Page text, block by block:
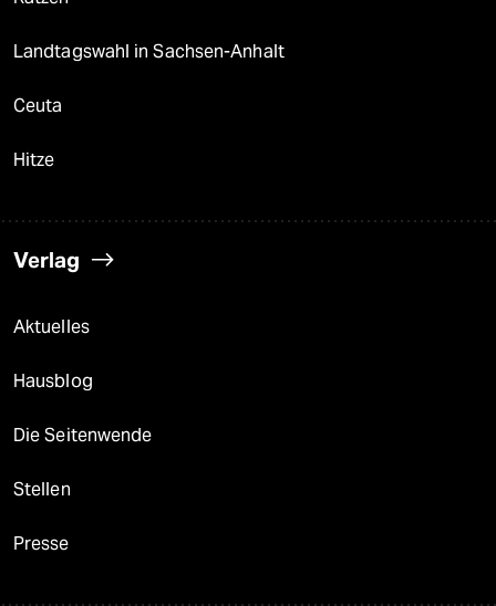
Landtagswahl in Sachsen-Anhalt
Ceuta
Hitze
Verlag
Aktuelles
Hausblog
Die Seitenwende
Stellen
Presse